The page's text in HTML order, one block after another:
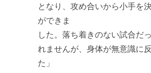
となり、攻め合いから小手を
ができま
した。落ち着きのない試合だ
れませんが、身体が無意識に
た」